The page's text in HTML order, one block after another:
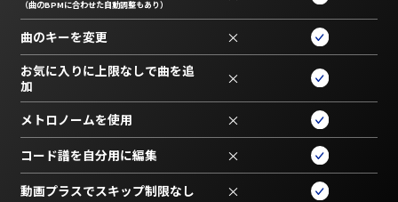
（曲のBPMに合わせた自動調整もあり）
曲のキーを変更 ×
お気に入りに上限なしで曲を追
加
×
メトロノームを使用 ×
コード譜を自分用に編集 ×
動画プラスでスキップ制限なし ×